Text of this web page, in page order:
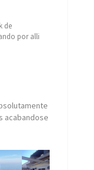
de
por alli
acabandose